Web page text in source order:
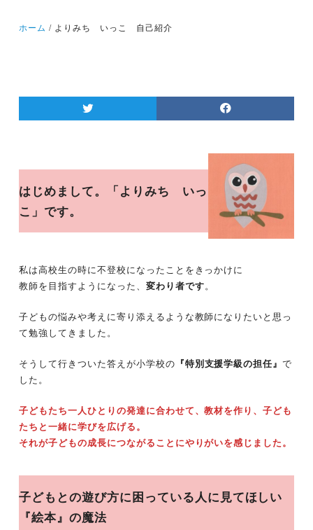
ホーム よりみち いっこ 自己紹介
はじめまして。「よりみち いっ
こ」です。
私は高校生の時に不登校になったことをきっかけに
教師を目指すようになった、 変わり者です。
子どもの悩みや考えに寄り添えるような教師になりたいと思っ
て勉強してきました。
そうして行きついた答えが小学校の 『特別支援学級の担任』で
した。
子どもたち一人ひとりの発達に合わせて、教材を作り、子ども
たちと一緒に学びを広げる。
それが子どもの成長につながることにやりがいを感じました。
子どもとの遊び方に困っている人に見てほしい
『絵本』の魔法